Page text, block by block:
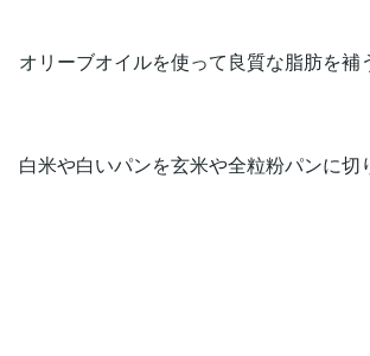
オリーブオイルを使って良質な脂肪を補
白米や白いパンを玄米や全粒粉パンに切